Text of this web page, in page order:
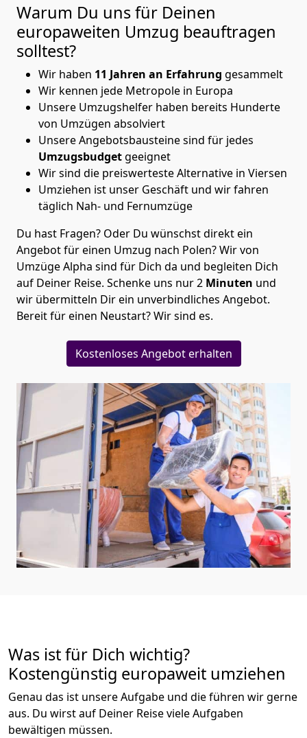
Warum Du uns für Deinen
europaweiten Umzug beauftragen
solltest?
Wir haben 11 Jahren an Erfahrung gesammelt
Wir kennen jede Metropole in Europa
Unsere Umzugshelfer haben bereits Hunderte
von Umzügen absolviert
Unsere Angebotsbausteine sind für jedes
Umzugsbudgetgeeignet
Wir sind die preiswerteste Alternative in Viersen
Umziehen ist unser Geschäft und wir fahren
täglich Nah- und Fernumzüge
Du hast Fragen? Oder Du wünschst direkt ein
Angebot für einen Umzug nach Polen? Wir von
Umzüge Alpha sind für Dich da und begleiten Dich
auf Deiner Reise. Schenke uns nur2 Minuten und
wir übermitteln Dir ein unverbindliches Angebot.
Bereit für einen Neustart? Wir sind es.
Kostenloses Angebot erhalten
Was ist für Dich wichtig?
Kostengünstig europaweit umziehen
Genau das ist unsere Aufgabe und die führen wir gerne
aus. Du wirst auf Deiner Reise viele Aufgaben
bewältigen müssen.